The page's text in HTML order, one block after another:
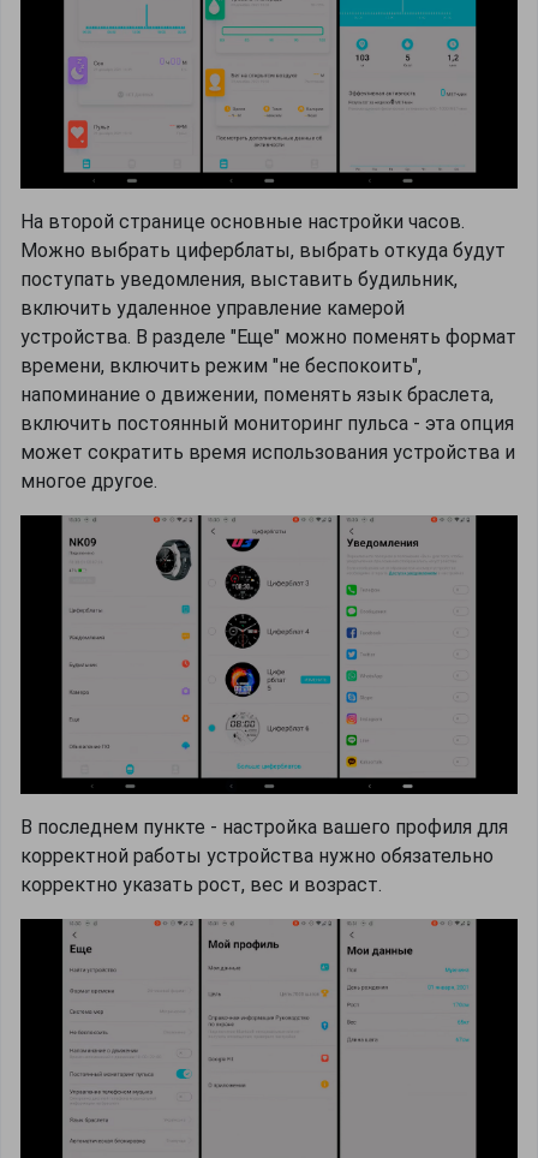
На второй странице основные настройки часов.
Можно выбрать циферблаты, выбрать откуда будут
поступать уведомления, выставить будильник,
включить удаленное управление камерой
устройства. В разделе "Еще" можно поменять формат
времени, включить режим "не беспокоить",
напоминание о движении, поменять язык браслета,
включить постоянный мониторинг пульса - эта опция
может сократить время использования устройства и
многое другое.
В последнем пункте - настройка вашего профиля для
корректной работы устройства нужно обязательно
корректно указать рост, вес и возраст.